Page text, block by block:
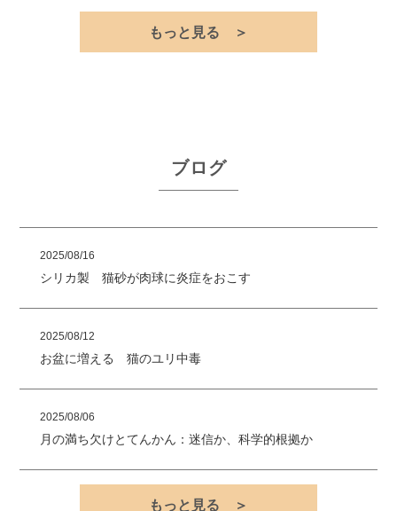
もっと見る ＞
ブログ
2025/08/16
シリカ製 猫砂が肉球に炎症をおこす
2025/08/12
お盆に増える 猫のユリ中毒
2025/08/06
月の満ち欠けとてんかん：迷信か、科学的根拠か
もっと見る ＞